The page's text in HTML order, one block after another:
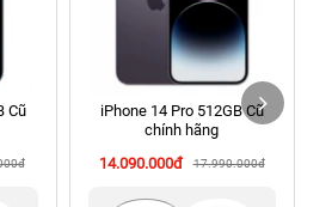
Dĩ An, Hồ Chí Minh (Bình Dương Cũ)
Ba Cu, Vũng Tàu, Hồ Chí Minh (TP. Vũng
Tân Sơn Nhất, Hồ Chí Minh (Tân Bình
Cũ
iPhone 14 Pro 512GB Cũ
chính hãng
14.090.000đ
17.990.000đ